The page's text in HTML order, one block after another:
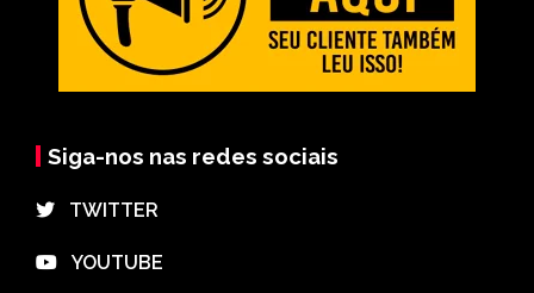
Siga-nos nas redes sociais
⠀TWITTER
⠀YOUTUBE